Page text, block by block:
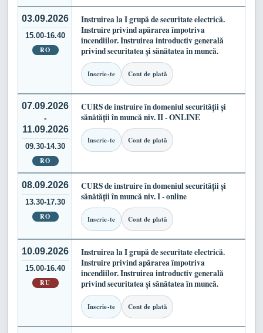
03.09.2026
15.00-16.40
RO
Instruirea la I grupă de securitate electrică.
Instruire privind apărarea împotriva
incendiilor. Instruirea introductiv generală
privind securitatea și sănătatea în muncă.
Inscrie-te Cont de plată
07.09.2026
-
11.09.2026
09.30-14.30
RO
CURS de instruire în domeniul securității și
sănătății în muncă niv. II - ONLINE
Inscrie-te Cont de plată
08.09.2026
13.30-17.30
RO
CURS de instruire în domeniul securității și
sănătății în muncă niv. I - online
Inscrie-te Cont de plată
10.09.2026
15.00-16.40
RU
Instruirea la I grupă de securitate electrică.
Instruire privind apărarea împotriva
incendiilor. Instruirea introductiv generală
privind securitatea și sănătatea în muncă.
Inscrie-te Cont de plată